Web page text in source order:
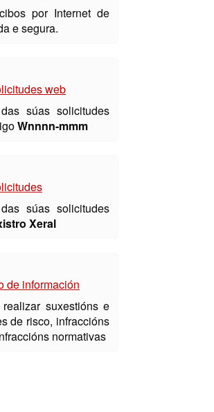
por Internet de
e segura.
web
súas solicitudes
Wnnnn-mmm
súas solicitudes
Xeral
de información
suxestións e
de risco, infraccións
normativas